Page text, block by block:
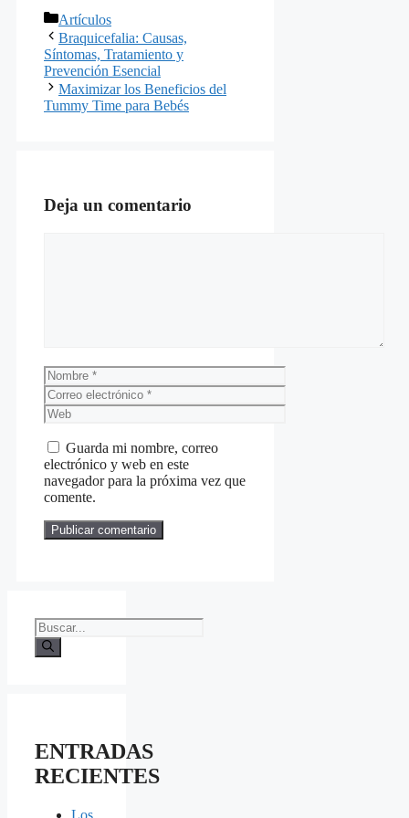
Categorías
Artículos
Braquicefalia: Causas,
Síntomas, Tratamiento y
Prevención Esencial
Maximizar los Beneficios del
Tummy Time para Bebés
Deja un comentario
Nombre
Correo
electrónico
Web
Guarda mi nombre, correo
electrónico y web en este
navegador para la próxima vez que
comente.
Buscar:
ENTRADAS
RECIENTES
Los